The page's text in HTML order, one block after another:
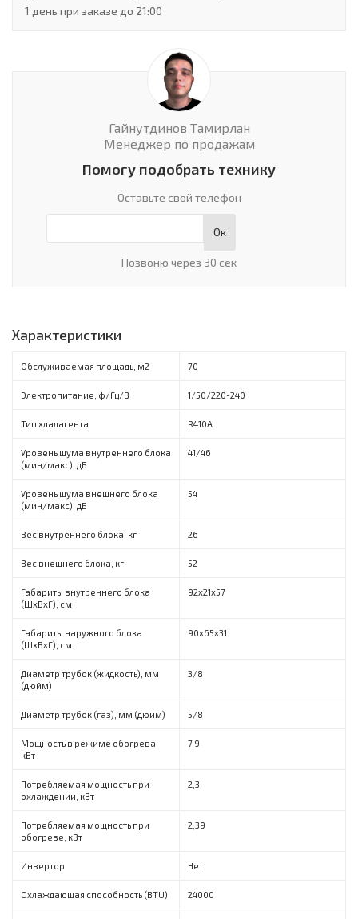
1 день при заказе до 21:00
Гайнутдинов Тамирлан
Менеджер по продажам
Помогу подобрать технику
Оставьте свой телефон
Ок
Позвоню через 30 сек
Характеристики
Обслуживаемая площадь, м2 70
Электропитание, ф/Гц/В 1/50/220-240
Тип хладагента R410A
Уровень шума внутреннего блока
(мин/макс), дБ
41/46
Уровень шума внешнего блока
(мин/макс), дБ
54
Вес внутреннего блока, кг 26
Вес внешнего блока, кг 52
Габариты внутреннего блока
(ШxВxГ), см
92x21x57
Габариты наружного блока
(ШxВxГ), см
90х65х31
Диаметр трубок (жидкость), мм
(дюйм)
3/8
Диаметр трубок (газ), мм (дюйм) 5/8
Мощность в режиме обогрева,
кВт
7,9
Потребляемая мощность при
охлаждении, кВт
2,3
Потребляемая мощность при
обогреве, кВт
2,39
Инвертор Нет
Охлаждающая способность (BTU) 24000